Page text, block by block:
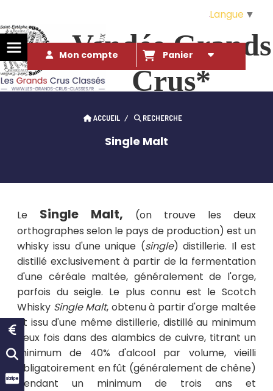
Vendée Grands
Crus*
qui l'eût cru...
Mon compte Panier
ACCUEIL RECHERCHE
Single Malt
Le Single Malt,
(on trouve les deux
orthographes selon le pays de production) est un
whisky issu d'une unique (single) distillerie. Il est
distillé exclusivement à partir de la fermentation
d'une céréale maltée, généralement de l'orge,
parfois du seigle. Le plus connu est le Scotch
Whisky Single Malt, obtenu à partir d'orge maltée
et issu d'une même distillerie, distillé au minimum
deux fois dans des alambics de cuivre, titrant un
minimum de 40% d'alcool par volume, vieilli
obligatoirement en fût (généralement de chêne)
pendant un minimum de trois ans et
Langue ▼